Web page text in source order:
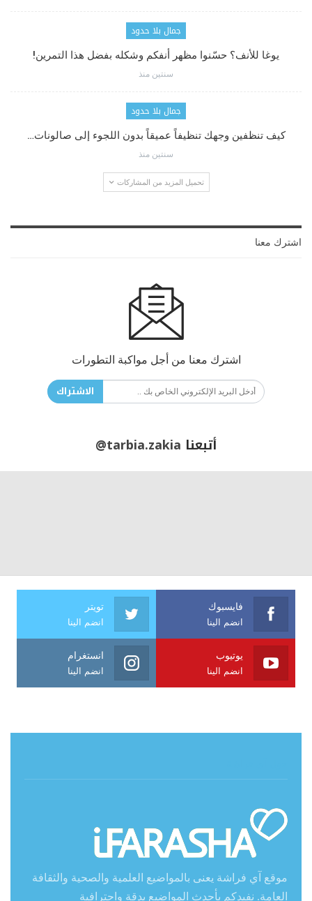
جمال بلا حدود
يوغا للأنف؟ حسّنوا مظهر أنفكم وشكله بفضل هذا التمرين!
سنتين منذ
جمال بلا حدود
كيف تنظفين وجهك تنظيفاً عميقاً بدون اللجوء إلى صالونات…
سنتين منذ
تحميل المزيد من المشاركات
اشترك معنا
اشترك معنا من أجل مواكبة التطورات
الاشتراك
أتبعنا @tarbia.zakia
فايسبوك
انضم الينا
تويتر
انضم الينا
يوتيوب
انضم الينا
انستغرام
انضم الينا
موقع آي فراشة يعنى بالمواضيع العلمية والصحية والثقافة
العامة. نفيدكم بأحدث المواضيع بدقة واحترافية